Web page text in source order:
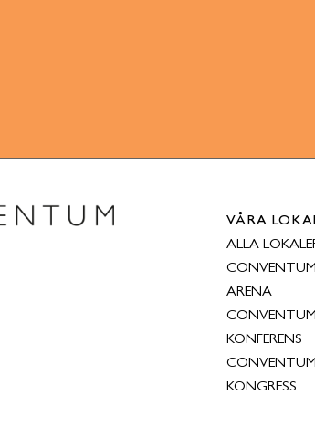
VÅRA
ALLA
CONVENTUM
ARENA
CONVENTUM
KONFERENS
CONVENTUM
KONGRESS